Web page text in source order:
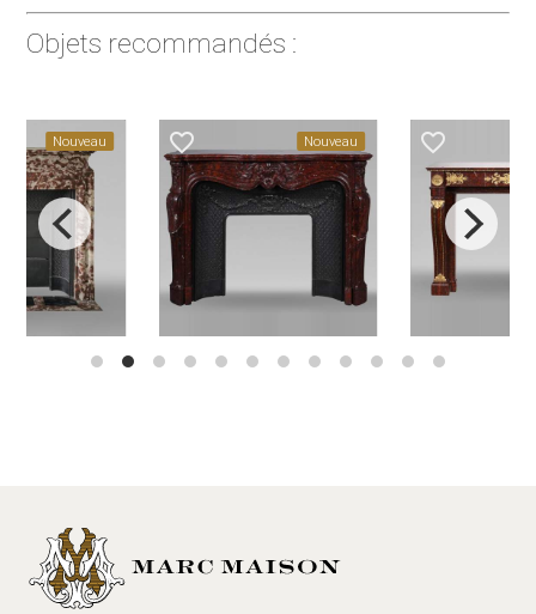
Objets recommandés :
Nouveau favorite_border Nouveau favorite_border